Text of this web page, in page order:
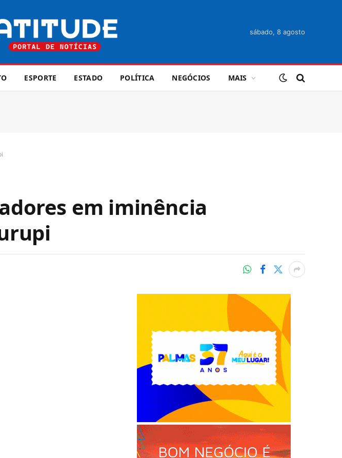
sábado, 8 agosto
ESPORTE ESTADO POLÍTICA NEGÓCIOS MAIS
em iminência